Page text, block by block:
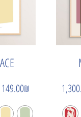
149.00₪